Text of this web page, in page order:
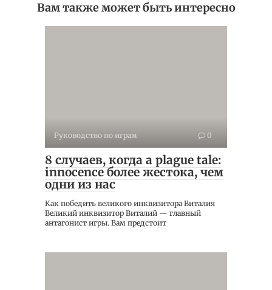
Вам также может быть интересно
Руководство по играм 0
8 случаев, когда a plague tale:
innocence более жестока, чем
одни из нас
Как победить великого инквизитора Виталия
Великий инквизитор Виталий — главный
антагонист игры. Вам предстоит